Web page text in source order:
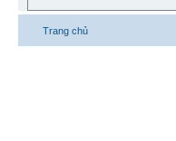
Trang chủ